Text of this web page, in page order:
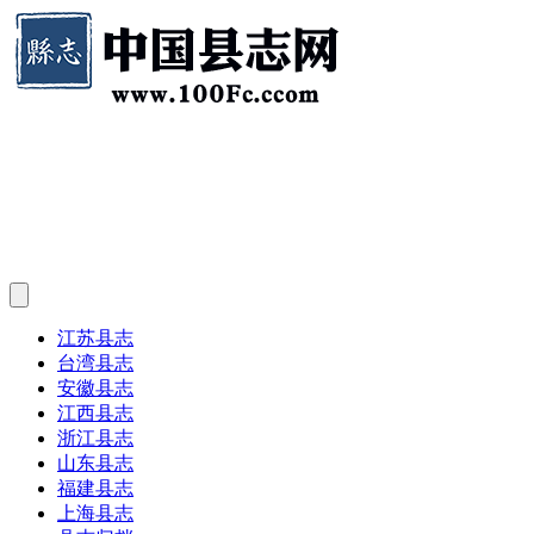
江苏县志
台湾县志
安徽县志
江西县志
浙江县志
山东县志
福建县志
上海县志